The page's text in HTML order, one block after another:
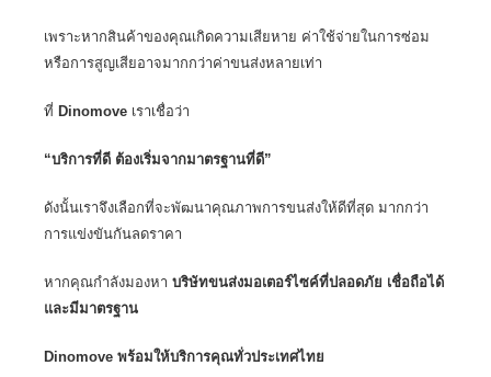
เพราะหากสินค้าของคุณเกิดความเสียหาย ค่าใช้จ่ายในการซ่อม
หรือการสูญเสียอาจมากกว่าค่าขนส่งหลายเท่า
ที่ Dinomove เราเชื่อว่า
“บริการที่ดี ต้องเริ่มจากมาตรฐานที่ดี”
ดังนั้นเราจึงเลือกที่จะพัฒนาคุณภาพการขนส่งให้ดีที่สุด มากกว่า
การแข่งขันกันลดราคา
หากคุณกำลังมองหา บริษัทขนส่งมอเตอร์ไซค์ที่ปลอดภัย เชื่อถือได้
และมีมาตรฐาน
Dinomove พร้อมให้บริการคุณทั่วประเทศไทย